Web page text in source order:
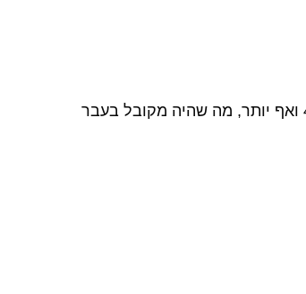
אחד המדדים הבולטים ליעילות הפורק הוא ORP , באמצעות פורקי באבל מגוס ניתן להגיע ל ORP גבוה במיוחד העולה על 400 ואף יותר, מה שהיה מקובל בעבר